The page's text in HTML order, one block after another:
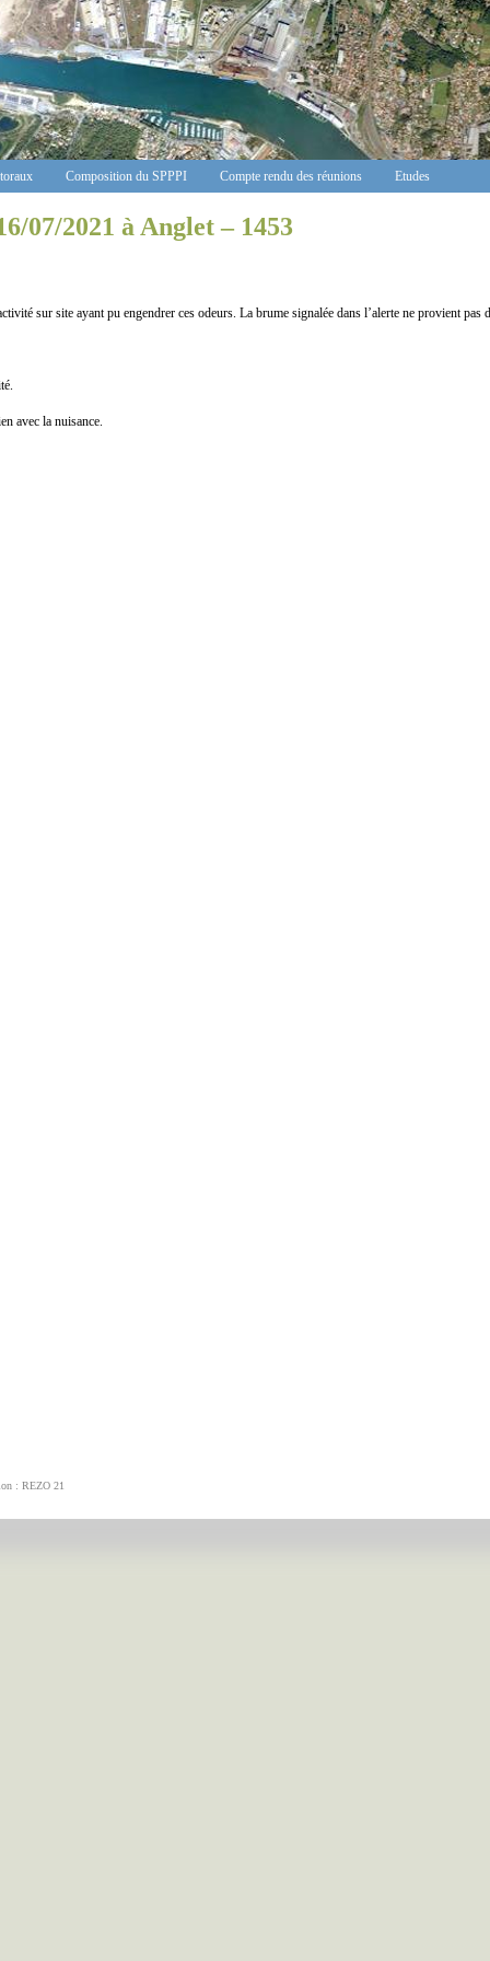
Composition du SPPPI Compte rendu des réunions Etudes
07/2021 à Anglet – 1453
sur site ayant pu engendrer ces odeurs. La brume signalée dans l’alerte ne provient pas
avec la nuisance.
: REZO 21